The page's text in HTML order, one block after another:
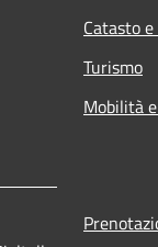
Catasto
Turismo
Mobilità